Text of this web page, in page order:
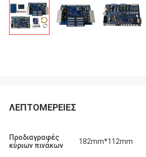
ΛΕΠΤΟΜΈΡΕΙΕΣ
Προδιαγραφές
κύριων πινάκων
182mm*112mm